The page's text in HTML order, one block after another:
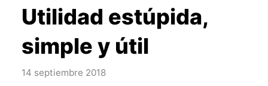
Utilidad estúpida,
simple y útil
14 septiembre 2018